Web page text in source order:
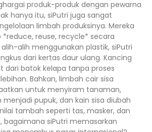
produk-produk dengan pewarna
hanya itu, siPutri juga sangat
limbah produksinya. Mereka
reuse, recycle* secara
alih menggunakan plastik, siPutri
dari kertas daur ulang. Kancing
dari batok kelapa tanpa proses
Bahkan, limbah cair sisa
untuk menyiram tanaman,
pupuk, dan kain sisa diubah
tambah seperti tas, masker, dan
bagaimana siPutri memasarkan